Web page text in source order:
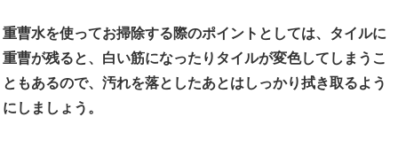
重曹水を使ってお掃除する際のポイントとしては、タイルに
重曹が残ると、白い筋になったりタイルが変色してしまうこ
ともあるので、汚れを落としたあとはしっかり拭き取るよう
にしましょう。